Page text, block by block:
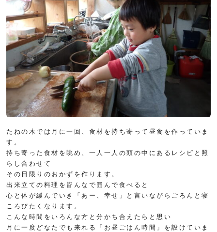
たねの木では月に一回、食材を持ち寄って昼食を作っていま
す。
持ち寄った食材を眺め、一人一人の頭の中にあるレシピと照
らし合わせて
その日限りのおかずを作ります。
出来立ての料理を皆んなで囲んで食べると
心と体が緩んでいき「あー、幸せ」と言いながらごろんと寝
ころびたくなります。
こんな時間をいろんな方と分かち合えたらと思い
月に一度どなたでも来れる「お昼ごはん時間」を設けていま